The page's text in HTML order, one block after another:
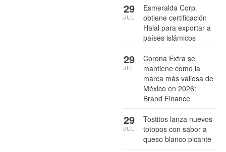
Esmeralda Corp.
obtiene certificación
Halal para exportar a
países islámicos
29
JUL
Corona Extra se
mantiene como la
marca más valiosa de
México en 2026:
Brand Finance
29
JUL
Tostitos lanza nuevos
totopos con sabor a
queso blanco picante
29
JUL